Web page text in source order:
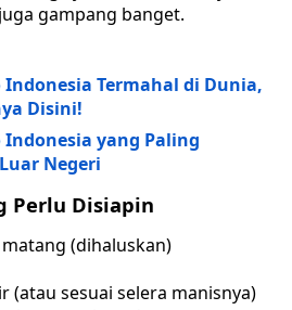
gampang banget.
Termahal di Dunia,
Disini!
yang Paling
Negeri
Perlu Disiapin
(dihaluskan)
(atau sesuai selera manisnya)